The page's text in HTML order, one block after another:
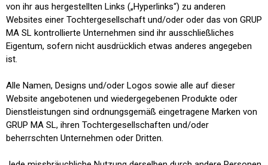
von ihr aus hergestellten Links („Hyperlinks“) zu anderen
Websites einer Tochtergesellschaft und/oder oder das von GRUP
MA SL kontrollierte Unternehmen sind ihr ausschließliches
Eigentum, sofern nicht ausdrücklich etwas anderes angegeben
ist.
Alle Namen, Designs und/oder Logos sowie alle auf dieser
Website angebotenen und wiedergegebenen Produkte oder
Dienstleistungen sind ordnungsgemäß eingetragene Marken von
GRUP MA SL, ihren Tochtergesellschaften und/oder
beherrschten Unternehmen oder Dritten.